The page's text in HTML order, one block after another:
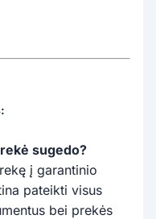
sugedo?
į garantinio
pateikti visus
bei prekės